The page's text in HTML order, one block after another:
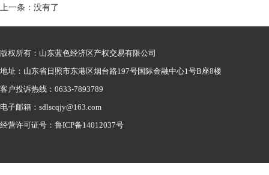
上一条：没有了
版权所有：山东蓝色经济区产权交易有限公司
地址：山东省日照市东港区烟台路197号国际金融中心1号B座8楼
客户投诉热线：0633-7893789
电子邮箱：sdlscqjy@163.com
经营许可证号：鲁ICP备14012037号